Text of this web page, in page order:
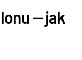
— jak